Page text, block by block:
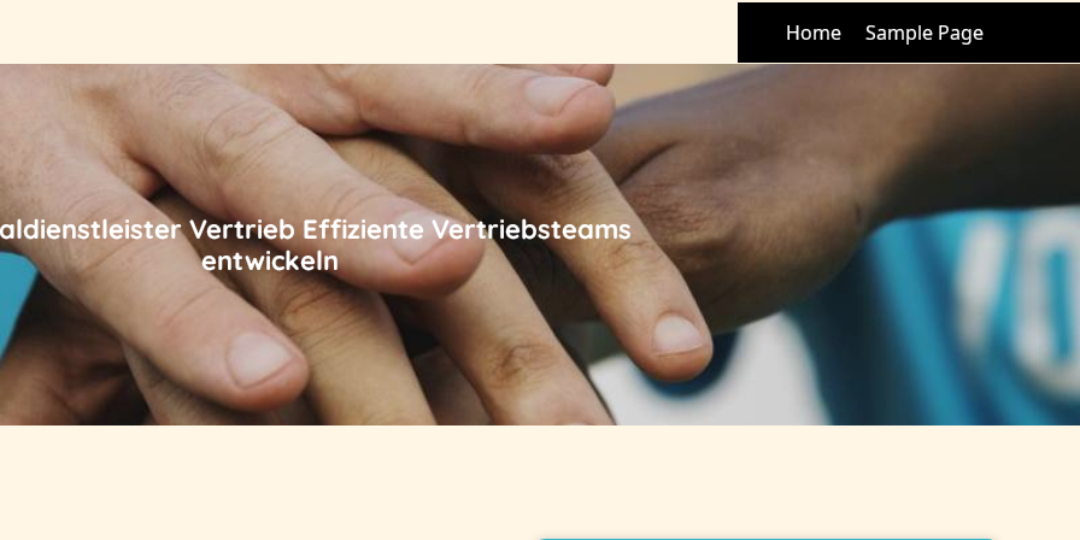
Home Sample Page
Vertrieb Effiziente Vertriebsteams
entwickeln